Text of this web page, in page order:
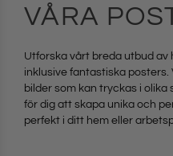
VÅRA
Utforska vårt breda utbud
inklusive fantastiska
bilder som kan tryckas i
för dig att skapa unika och
perfekt i ditt hem eller